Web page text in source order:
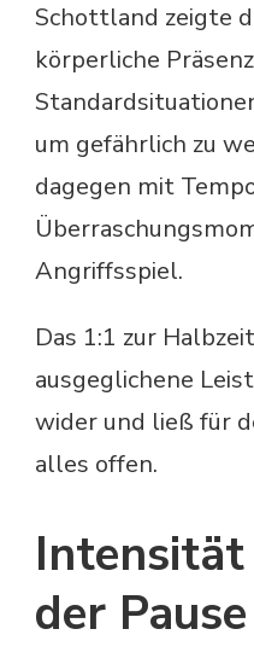
Schottland zeigte
körperliche
um gefährlich zu
dagegen mit
Angriffsspiel.
Das 1:1 zur
ausgeglichene
wider und ließ für
alles offen.
Intensität
der Pause